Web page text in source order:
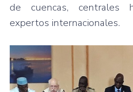
de cuencas, centrales
expertos internacionales.